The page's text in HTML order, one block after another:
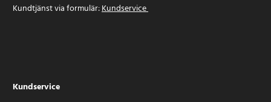
Kundtjänst via formulär:Kundservice
Kundservice